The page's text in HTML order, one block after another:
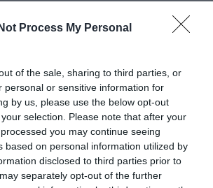
Process My Personal
of the sale, sharing to third parties, or
personal or sensitive information for
by us, please use the below opt-out
selection. Please note that after your
you may continue seeing
based on personal information utilized by
disclosed to third parties prior to
separately opt-out of the further
ΕΚΤ